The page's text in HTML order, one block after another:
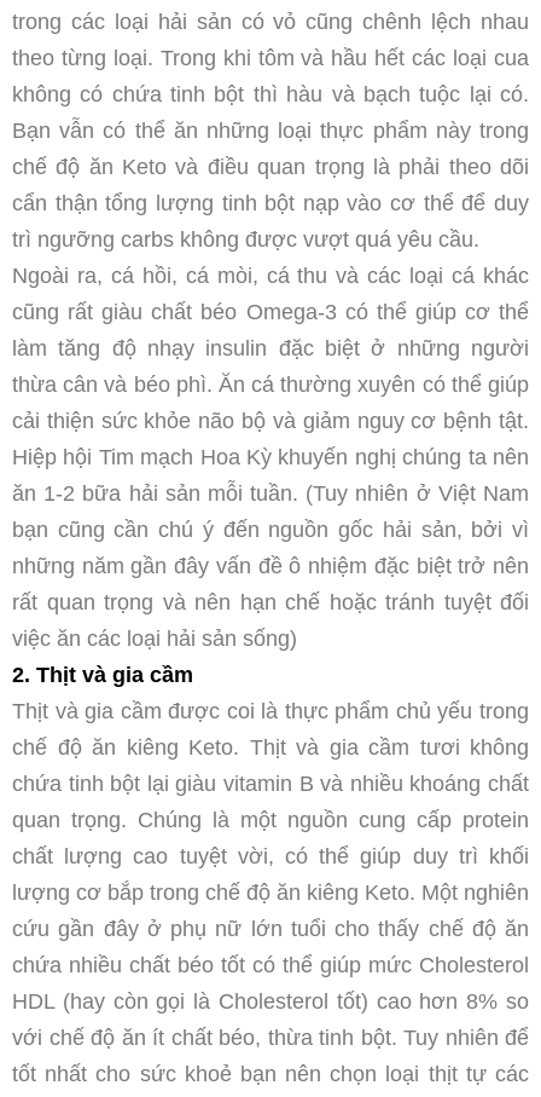
trong các loại hải sản có vỏ cũng chênh lệch nhau
theo từng loại. Trong khi tôm và hầu hết các loại cua
không có chứa tinh bột thì hàu và bạch tuộc lại có.
Bạn vẫn có thể ăn những loại thực phẩm này trong
chế độ ăn Keto và điều quan trọng là phải theo dõi
cẩn thận tổng lượng tinh bột nạp vào cơ thể để duy
trì ngưỡng carbs không được vượt quá yêu cầu.
Ngoài ra, cá hồi, cá mòi, cá thu và các loại cá khác
cũng rất giàu chất béo Omega-3 có thể giúp cơ thể
làm tăng độ nhạy insulin đặc biệt ở những người
thừa cân và béo phì. Ăn cá thường xuyên có thể giúp
cải thiện sức khỏe não bộ và giảm nguy cơ bệnh tật.
Hiệp hội Tim mạch Hoa Kỳ khuyến nghị chúng ta nên
ăn 1-2 bữa hải sản mỗi tuần. (Tuy nhiên ở Việt Nam
bạn cũng cần chú ý đến nguồn gốc hải sản, bởi vì
những năm gần đây vấn đề ô nhiệm đặc biệt trở nên
rất quan trọng và nên hạn chế hoặc tránh tuyệt đối
việc ăn các loại hải sản sống)
2. Thịt và gia cầm
Thịt và gia cầm được coi là thực phẩm chủ yếu trong
chế độ ăn kiêng Keto. Thịt và gia cầm tươi không
chứa tinh bột lại giàu vitamin B và nhiều khoáng chất
quan trọng. Chúng là một nguồn cung cấp protein
chất lượng cao tuyệt vời, có thể giúp duy trì khối
lượng cơ bắp trong chế độ ăn kiêng Keto. Một nghiên
cứu gần đây ở phụ nữ lớn tuổi cho thấy chế độ ăn
chứa nhiều chất béo tốt có thể giúp mức Cholesterol
HDL (hay còn gọi là Cholesterol tốt) cao hơn 8% so
với chế độ ăn ít chất béo, thừa tinh bột. Tuy nhiên để
tốt nhất cho sức khoẻ bạn nên chọn loại thịt tự các